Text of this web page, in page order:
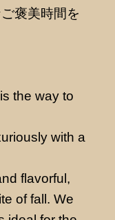
褒美時間を
the way to
with a
flavorful,
of fall. We